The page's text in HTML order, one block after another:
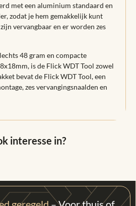
met een aluminium standaard en
zodat je hem gemakkelijk kunt
vervangbaar en er worden zes
48 gram en compacte
is de Flick WDT Tool zowel
bevat de Flick WDT Tool, een
zes vervangingsnaalden en
interesse in?